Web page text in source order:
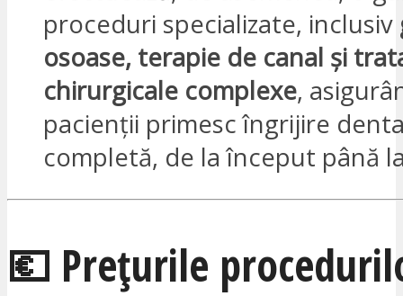
proceduri specializate, inclusiv
osoase, terapie de canal și
chirurgicale complexe,
pacienții primesc îngrijire
completă, de la început până
💶 Prețurile